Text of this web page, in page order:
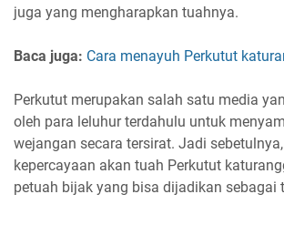
juga yang mengharapkan tuahnya.
Baca juga: Cara menayuh Perkutut
Perkutut merupakan salah satu media
oleh para leluhur terdahulu untuk
wejangan secara tersirat. Jadi
kepercayaan akan tuah Perkutut
petuah bijak yang bisa dijadikan sebagai